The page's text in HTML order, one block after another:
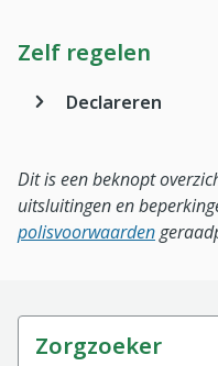
Zelf regelen
Declareren
Dit is een beknopt
uitsluitingen en
polisvoorwaarden
Zorgzoeker